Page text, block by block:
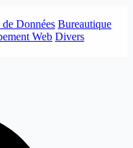
de Données Bureautique
Web Divers